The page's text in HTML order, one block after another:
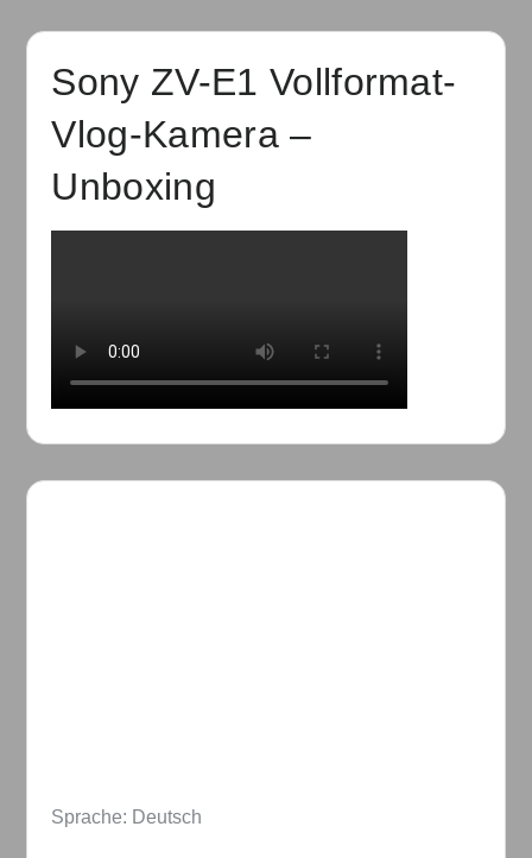
Sony ZV-E1 Vollformat-
Vlog-Kamera –
Unboxing
Sprache: Deutsch